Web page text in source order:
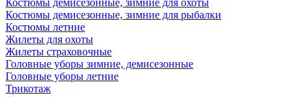
Костюмы демисезонные, зимние для охоты
Костюмы демисезонные, зимние для рыбалки
Костюмы летние
Жилеты для охоты
Жилеты страховочные
Головные уборы зимние, демисезонные
Головные уборы летние
Трикотаж